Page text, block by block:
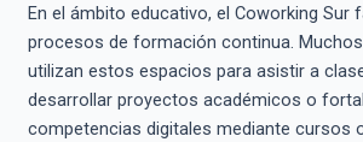
En el ámbito educativo, el Coworking Sur
procesos de formación continua.
utilizan estos espacios para asistir a
desarrollar proyectos académicos o
competencias digitales mediante cursos